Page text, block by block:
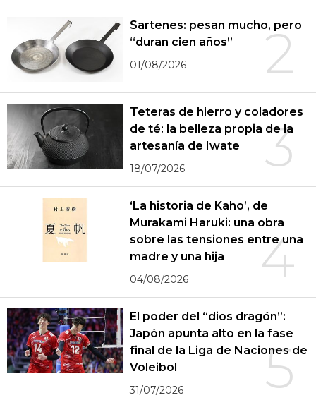
2
Sartenes: pesan mucho, pero
“duran cien años”
01/08/2026
3
Teteras de hierro y coladores
de té: la belleza propia de la
artesanía de Iwate
18/07/2026
4
‘La historia de Kaho’, de
Murakami Haruki: una obra
sobre las tensiones entre una
madre y una hija
04/08/2026
5
El poder del “dios dragón”:
Japón apunta alto en la fase
final de la Liga de Naciones de
Voleibol
31/07/2026